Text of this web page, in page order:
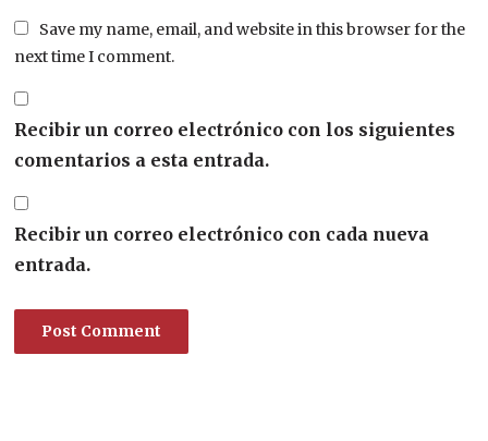
Save my name, email, and website in this browser for the
next time I comment.
Recibir un correo electrónico con los siguientes
comentarios a esta entrada.
Recibir un correo electrónico con cada nueva
entrada.